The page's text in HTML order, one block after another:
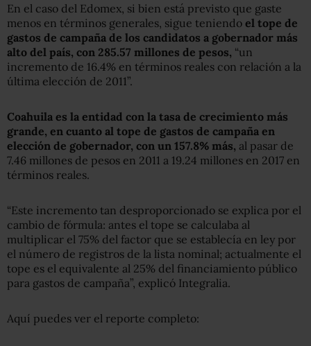
En el caso del Edomex, si bien está previsto que gaste
menos en términos generales, sigue teniendo el tope de
gastos de campaña de los candidatos a gobernador más
alto del país, con 285.57 millones de pesos, “un
incremento de 16.4% en términos reales con relación a la
última elección de 2011”.
Coahuila es la entidad con la tasa de crecimiento más
grande, en cuanto al tope de gastos de campaña en
elección de gobernador, con un 157.8% más, al pasar de
7.46 millones de pesos en 2011 a 19.24 millones en 2017 en
términos reales.
“Este incremento tan desproporcionado se explica por el
cambio de fórmula: antes el tope se calculaba al
multiplicar el 75% del factor que se establecía en ley por
el número de registros de la lista nominal; actualmente el
tope es el equivalente al 25% del financiamiento público
para gastos de campaña”, explicó Integralia.
Aquí puedes ver el reporte completo: